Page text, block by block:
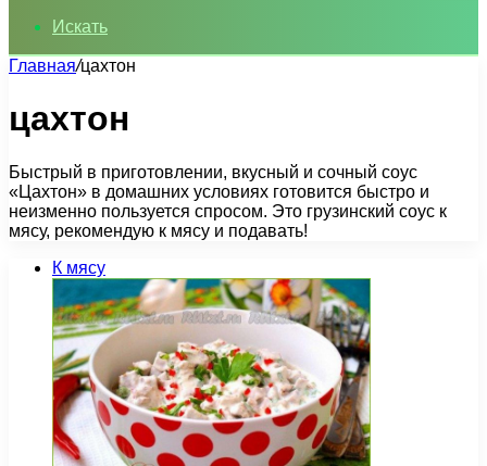
Искать
Главная/цахтон
цахтон
Быстрый в приготовлении, вкусный и сочный соус
«Цахтон» в домашних условиях готовится быстро и
неизменно пользуется спросом. Это грузинский соус к
мясу, рекомендую к мясу и подавать!
К мясу